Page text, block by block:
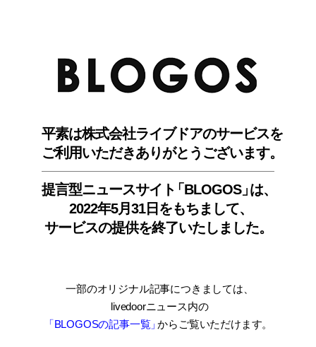
平素は株式会社ライブドアのサービスを
ご利用いただきありがとうございます。
提言型ニュースサイ ト「BLOGOS」は、
2022年5月31日をもちまして、
サービスの提供を終了いたしました。
一部のオリジナル記事につきましては
livedoorニュース内の
「BLOGOSの記事一覧」からご覧いただけます。